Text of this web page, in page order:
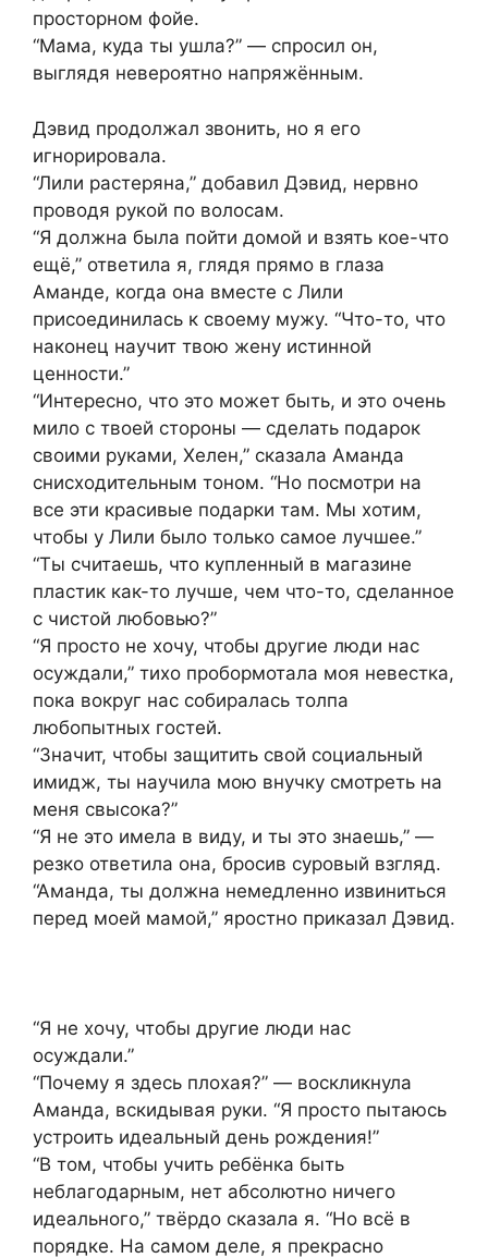
просторном фойе.
“Мама, куда ты ушла?” — спросил он,
выглядя невероятно напряжённым.
Дэвид продолжал звонить, но я его
игнорировала.
“Лили растеряна,” добавил Дэвид, нервно
проводя рукой по волосам.
“Я должна была пойти домой и взять кое-что
ещё,” ответила я, глядя прямо в глаза
Аманде, когда она вместе с Лили
присоединилась к своему мужу. “Что-то, что
наконец научит твою жену истинной
ценности.”
“Интересно, что это может быть, и это очень
мило с твоей стороны — сделать подарок
своими руками, Хелен,” сказала Аманда
снисходительным тоном. “Но посмотри на
все эти красивые подарки там. Мы хотим,
чтобы у Лили было только самое лучшее.”
“Ты считаешь, что купленный в магазине
пластик как-то лучше, чем что-то, сделанное
с чистой любовью?”
“Я просто не хочу, чтобы другие люди нас
осуждали,” тихо пробормотала моя невестка,
пока вокруг нас собиралась толпа
любопытных гостей.
“Значит, чтобы защитить свой социальный
имидж, ты научила мою внучку смотреть на
меня свысока?”
“Я не это имела в виду, и ты это знаешь,” —
резко ответила она, бросив суровый взгляд.
“Аманда, ты должна немедленно извиниться
перед моей мамой,” яростно приказал Дэвид.
“Я не хочу, чтобы другие люди нас
осуждали.”
“Почему я здесь плохая?” — воскликнула
Аманда, вскидывая руки. “Я просто пытаюсь
устроить идеальный день рождения!”
“В том, чтобы учить ребёнка быть
неблагодарным, нет абсолютно ничего
идеального,” твёрдо сказала я. “Но всё в
порядке. На самом деле, я прекрасно